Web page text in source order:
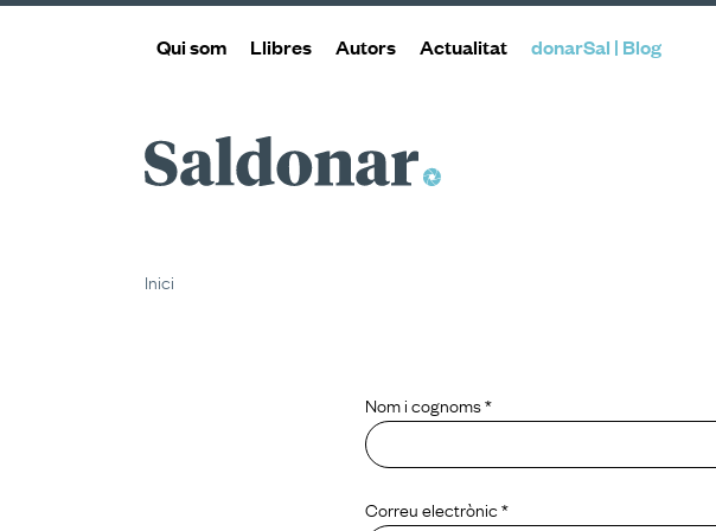
Qui som Llibres Autors Actualitat donarSal | Blog
Saldonar
Inici
Nom i cognoms *
Correu electrònic *